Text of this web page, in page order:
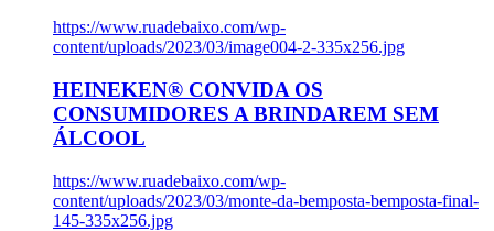
https://www.ruadebaixo.com/wp-
content/uploads/2023/03/image004-2-335x256.jpg
HEINEKEN® CONVIDA OS
CONSUMIDORES A BRINDAREM SEM
ÁLCOOL
https://www.ruadebaixo.com/wp-
content/uploads/2023/03/monte-da-bemposta-bemposta-final-
145-335x256.jpg